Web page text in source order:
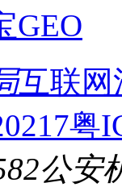
GEO
互联网
粤
公安